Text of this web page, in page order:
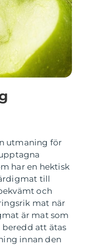
utmaning för
har en hektisk
till
och
mat när
är mat som
att ätas
innan den